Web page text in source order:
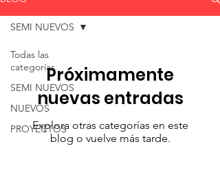
Todas las
categorías
SEMI NUEVOS
NUEVOS
PROYECTOS
SEMI NUEVOS
Próximamente
nuevas entradas
Explora otras categorías en este
blog o vuelve más tarde.